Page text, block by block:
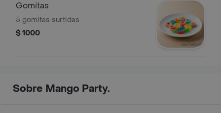
Gomitas
5 gomitas surtidas
$ 1000
Sobre Mango Party.